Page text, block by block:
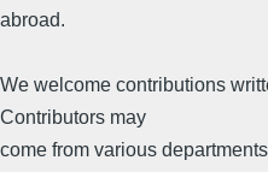
abroad.
We welcome contributions
Contributors may
come from various